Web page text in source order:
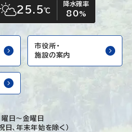
今日の天気
晴れ時々くもり
25.5℃
降水確率
80%
市役所・
施設の案内
曜日～金曜日
日、年末年始を除く）